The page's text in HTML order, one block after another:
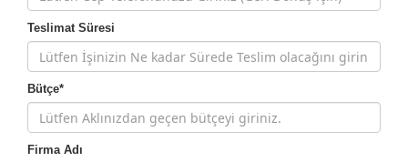
Teslimat Süresi
Bütçe*
Firma Adı